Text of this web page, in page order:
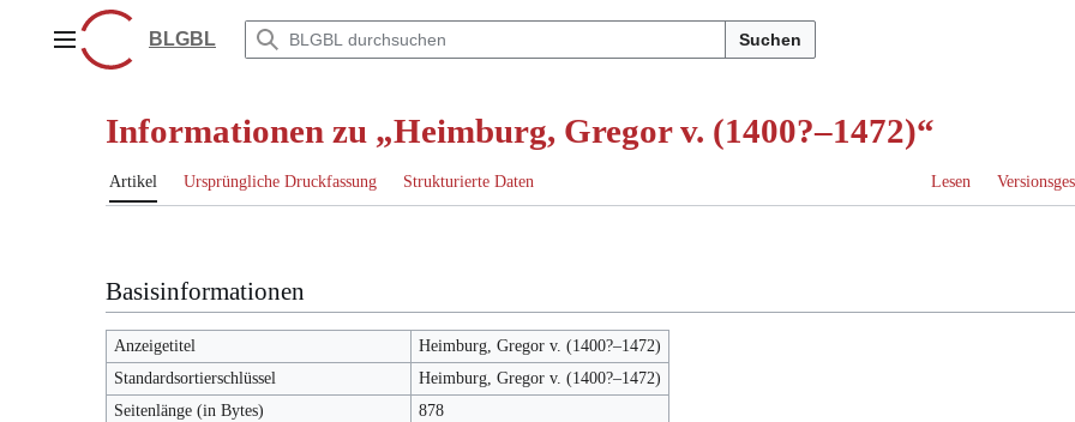
springenHauptmenüBLGBL Suchen
Informationen zu „Heimburg, Gregor v. (1400?–1472)“
Artikel Ursprüngliche Druckfassung Strukturierte Daten Lesen
Basisinformationen
Anzeigetitel
Heimburg, Gregor v. (1400?–1472)
Standardsortierschlüssel
Heimburg, Gregor v. (1400?–1472)
Seitenlänge (in Bytes)
878